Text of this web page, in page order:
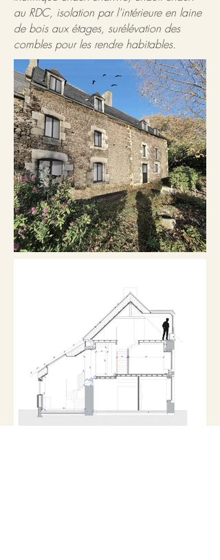
au RDC, isolation par l'intérieure en laine
de bois aux étages, surélévation des
combles pour les rendre habitables.